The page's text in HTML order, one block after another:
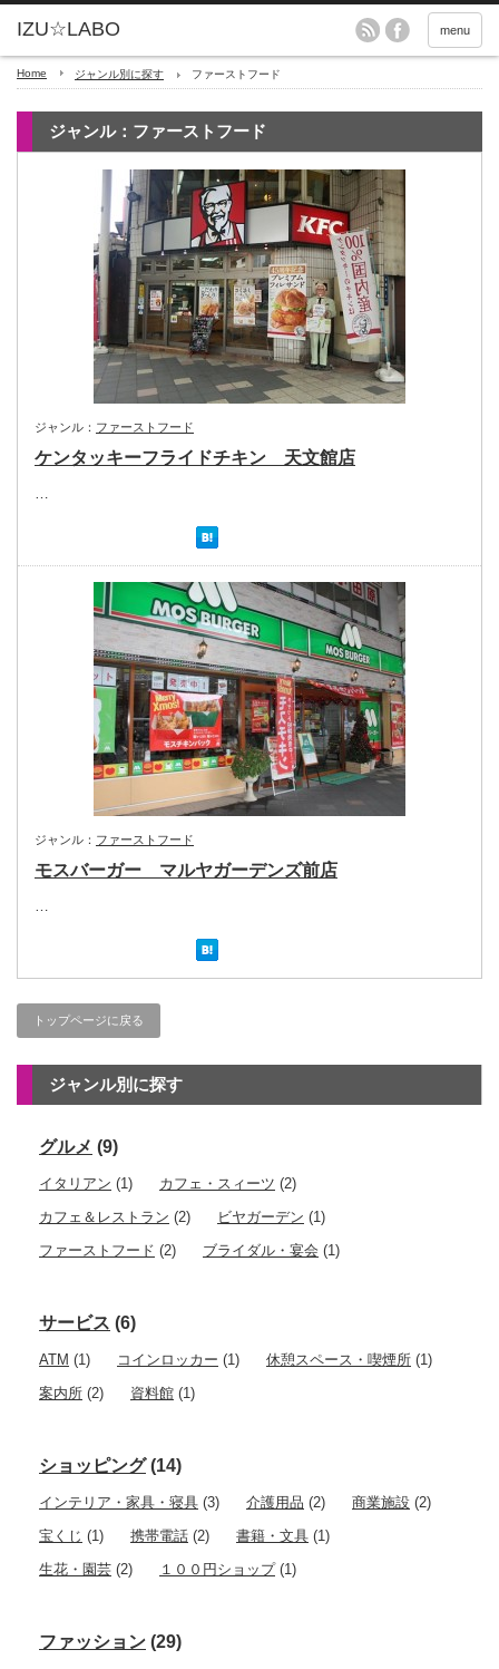
menu
Home ジャンル別に探す ファーストフード
ジャンル：ファーストフード
ジャンル： ファーストフード
ケンタッキーフライドチキン 天文館店
…
ジャンル： ファーストフード
モスバーガー マルヤガーデンズ前店
…
トップページに戻る
ジャンル別に探す
グルメ (9)
イタリアン (1) カフェ・スィーツ (2)
カフェ＆レストラン (2) ビヤガーデン (1)
ファーストフード (2) ブライダル・宴会 (1)
サービス (6)
ATM (1) コインロッカー (1) 休憩スペース・喫煙所 (1)
案内所 (2) 資料館 (1)
ショッピング(14)
インテリア・家具・寝具 (3) 介護用品 (2) 商業施設 (2)
宝くじ (1) 携帯電話 (2) 書籍・文具 (1)
生花・園芸 (2) １００円ショップ(1)
ファッション (29)